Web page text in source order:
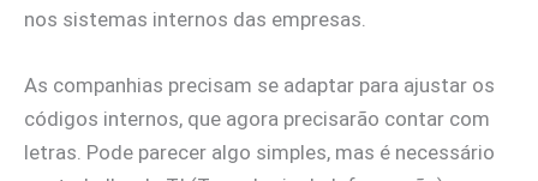
nos sistemas internos das empresas.
As companhias precisam se adaptar para ajustar os
códigos internos, que agora precisarão contar com
letras. Pode parecer algo simples, mas é necessário